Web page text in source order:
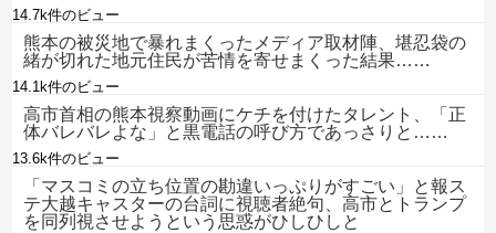
14.7k件のビュー
熊本の被災地で暴れまくったメディア取材陣、堪忍袋の
緒が切れた地元住民が苦情を寄せまくった結果……
14.1k件のビュー
高市首相の熊本視察動画にケチを付けたタレント、「正
体バレバレよな」と黒電話の呼び方であっさりと……
13.6k件のビュー
「マスコミの立ち位置の勘違いっぷりがすごい」と報ス
テ大越キャスターの台詞に視聴者絶句、高市とトランプ
を同列視させようという思惑がひしひしと